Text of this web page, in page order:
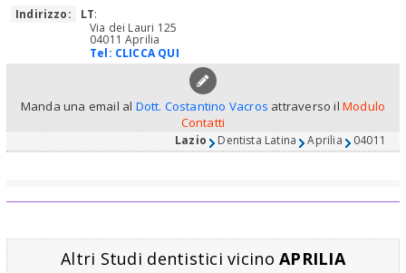
Indirizzo:
LT:
Via dei Lauri 125
04011 Aprilia
Tel: CLICCA QUI
Manda una email al Dott. Costantino Vacros attraverso ilModulo
Contatti
Lazio Dentista Latina Aprilia 04011
Altri Studi dentistici vicinoAPRILIA